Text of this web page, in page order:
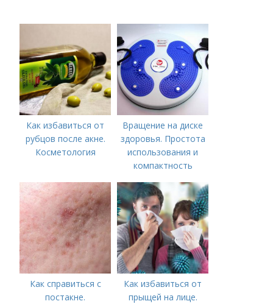
Как избавиться от
рубцов после акне.
Косметология
Вращение на диске
здоровья. Простота
использования и
компактность
Как справиться с
постакне.
Как избавиться от
прыщей на лице.